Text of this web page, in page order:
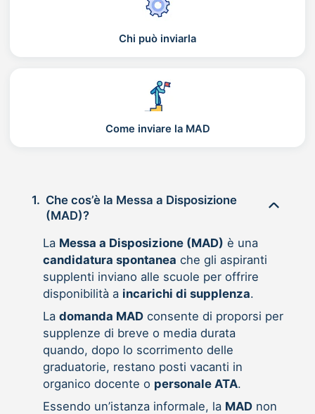
Chi può inviarla
Come inviare la MAD
1. Che cos’è la Messa a Disposizione
(MAD)?
La Messa a Disposizione (MAD) è una
candidatura spontanea che gli aspiranti
supplenti inviano alle scuole per offrire
disponibilità a incarichi di supplenza.
La domanda MADconsente di proporsi per
supplenze di breve o media durata
quando, dopo lo scorrimento delle
graduatorie, restano posti vacanti in
organico docente o personale ATA.
Essendo un’istanza informale, la MADnon